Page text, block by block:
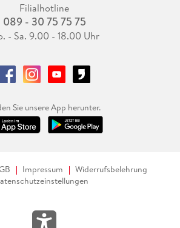
Filialhotline
089 - 30 75 75 75
- Sa. 9.00 - 18.00 Uhr
Sie unsere App herunter.
Impressum
Widerrufsbelehrung